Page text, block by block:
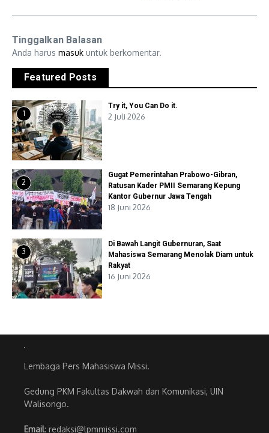
Tinggalkan Balasan
Anda harus masuk untuk berkomentar.
Featured Posts
1
Try it, You Can Do it.
2 Juli 2026
2
Gugat Pemerintahan Prabowo-Gibran,
Ratusan Kader PMII Semarang Kepung
Kantor Gubernur Jawa Tengah
18 Juni 2026
3
Di Bawah Langit Gubernuran, Saat
Mahasiswa Semarang Menolak Diam untuk
Rakyat
16 Juni 2026
Lembaga Pers Mahasiswa Missi.
Gedung PKM Fakultas Dakwah dan Komunikasi, UIN
Walisongo.
Email: redaksi@lpmmissi.com